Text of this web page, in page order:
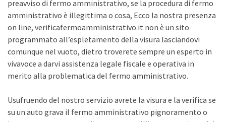
preavviso di fermo amministrativo, se la procedura di fermo
amministrativo è illegittima o cosa, Ecco la nostra presenza
on line, verificafermoamministrativo.it non è un sito
programmato all’espletamento della visura lasciandovi
comunque nel vuoto, dietro troverete sempre un esperto in
vivavoce a darvi assistenza legale fiscale e operativa in
merito alla problematica del fermo amministrativo.
Usufruendo del nostro servizio avrete la visura e la verifica se
su un auto grava il fermo amministrativo pignoramento o